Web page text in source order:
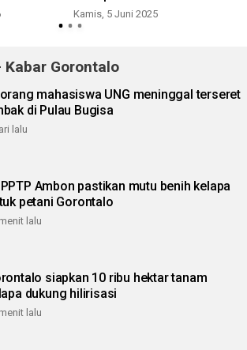
Kamis, 5 Juni 2025
Kabar Gorontalo
mahasiswa UNG meninggal terseret
di Pulau Bugisa
lalu
Ambon pastikan mutu benih kelapa
petani Gorontalo
lalu
siapkan 10 ribu hektar tanam
dukung hilirisasi
lalu